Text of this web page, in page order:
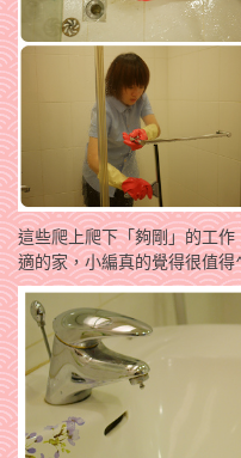
這些爬上爬下「夠剛」的工
適的家，小編真的覺得很值